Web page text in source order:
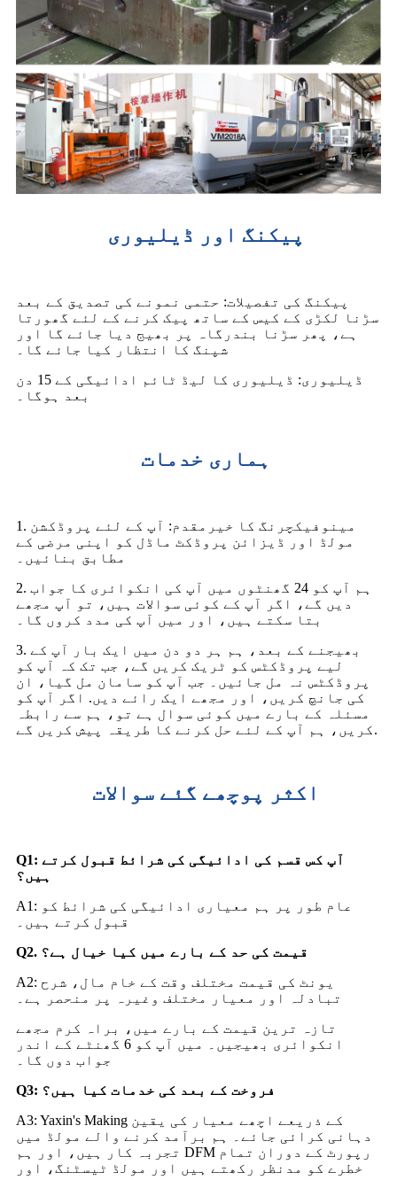
پیکنگ اور ڈیلیوری
پیکنگ کی تفصیلات: حتمی نمونے کی تصدیق کے بعد
سڑنا لکڑی کے کیس کے ساتھ پیک کرنے کے لئے گھورتا
ہے، پھر سڑنا بندرگاہ پر بھیج دیا جائے گا اور
شپنگ کا انتظار کیا جائے گا۔
ڈیلیوری: ڈیلیوری کا لیڈ ٹائم ادائیگی کے 15 دن
بعد ہوگا۔
ہماری خدمات
1. مینوفیکچرنگ کا خیرمقدم: آپ کے لئے پروڈکشن
مولڈ اور ڈیزائن پروڈکٹ ماڈل کو اپنی مرضی کے
مطابق بنائیں۔
2. ہم آپ کو 24 گھنٹوں میں آپ کی انکوائری کا جواب
دیں گے، اگر آپ کے کوئی سوالات ہیں، تو آپ مجھے
بتا سکتے ہیں، اور میں آپ کی مدد کروں گا۔
3. بھیجنے کے بعد، ہم ہر دو دن میں ایک بار آپ کے
لیے پروڈکٹس کو ٹریک کریں گے، جب تک کہ آپ کو
پروڈکٹس نہ مل جائیں۔ جب آپ کو سامان مل گیا، ان
کی جانچ کریں، اور مجھے ایک رائے دیں. اگر آپ کو
مسئلہ کے بارے میں کوئی سوال ہے تو، ہم سے رابطہ
کریں، ہم آپ کے لئے حل کرنے کا طریقہ پیش کریں گے.
اکثر پوچھے گئے سوالات
Q1: آپ کس قسم کی ادائیگی کی شرائط قبول کرتے
ہیں؟
A1: عام طور پر ہم معیاری ادائیگی کی شرائط کو
قبول کرتے ہیں۔
Q2. قیمت کی حد کے بارے میں کیا خیال ہے؟
A2: یونٹ کی قیمت مختلف وقت کے خام مال، شرح
تبادلہ اور معیار مختلف وغیرہ پر منحصر ہے۔
تازہ ترین قیمت کے بارے میں، براہ کرم مجھے
انکوائری بھیجیں۔ میں آپ کو 6 گھنٹے کے اندر
جواب دوں گا۔
Q3: فروخت کے بعد کی خدمات کیا ہیں؟
A3: Yaxin's Making کے ذریعے اچھے معیار کی یقین
دہانی کرائی جائے۔ ہم برآمد کرنے والے مولڈ میں
تجربہ کار ہیں، اور ہم DFM رپورٹ کے دوران تمام
خطرے کو مدنظر رکھتے ہیں اور مولڈ ٹیسٹنگ، اور